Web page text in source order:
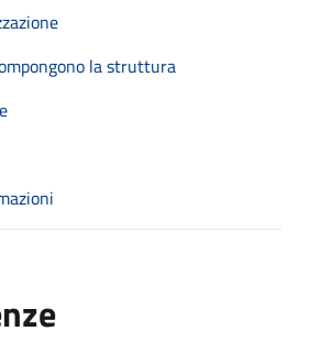
la struttura